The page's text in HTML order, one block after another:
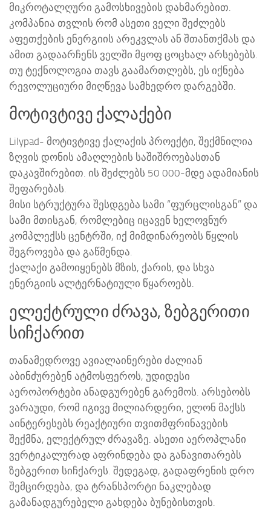
მიკროტალღური გამოსხივების დახმარებით.
კომპანია თვლის რომ ასეთი ველი შეძლებს
აფეთქების ენერგიის არეკვლას ან შთანთქმას და
ამით გადაარჩენს ველში მყოფ ცოცხალ არსებებს.
თუ ტექნოლოგია თავს გაამართლებს, ეს იქნება
რევოლუციური მიღწევა სამხედრო დარგებში.
მოტივტივე ქალაქები
Lilypad- მოტივტივე ქალაქის პროექტი, შექმნილია
ზღვის დონის ამაღლების საშიშროებასთან
დაკავშირებით. ის შეძლებს 50 000-მდე ადამიანის
შეფარებას.
მისი სტრუქტურა შესდგება სამი “ფურცლისგან” და
სამი მთისგან, რომლებიც იცავენ ხელოვნურ
კომპლექსს ცენტრში, იქ მიმდინარეობს წყლის
შეგროვება და გაწმენდა.
ქალაქი გამოიყენებს მზის, ქარის, და სხვა
ენერგიის ალტერნატიული წყაროებს.
ელექტრული ძრავა, ზებგერითი
სიჩქარით
თანამედროვე ავიალაინერები ძალიან
აბინძურებენ ატმოსფეროს, უდიდესი
აეროპორტები ანადგურებენ გარემოს. არსებობს
ვარაუდი, რომ იგივე მილიარდერი, ელონ მაქსს
აინტერესებს რეაქტიური თვითმფრინავების
შექმნა, ელექტრულ ძრავაზე. ასეთი აეროპლანი
ვერტიკალურად აფრინდება და განავითარებს
ზებგერით სიჩქარეს. შედეგად, გადაფრენის დრო
შემცირდება, და ტრანსპორტი ნაკლებად
გამანადგურებელი გახდება ბუნებისთვის.